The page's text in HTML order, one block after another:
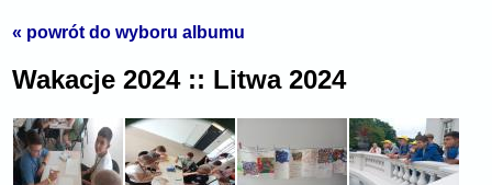
« powrót do wyboru albumu
Wakacje 2024 :: Litwa 2024